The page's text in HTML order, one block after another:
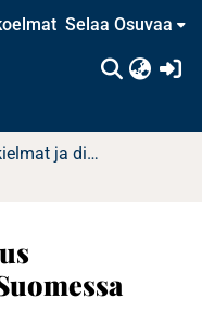
Selaa Osuvaa
Pro gradu -tutkielmat ja diplomityöt